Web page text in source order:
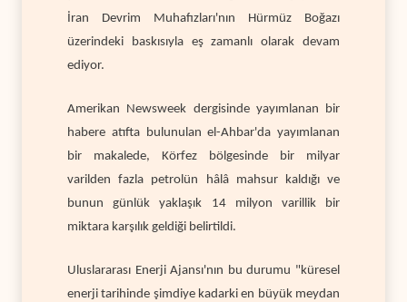
İran Devrim Muhafızları'nın Hürmüz Boğazı
üzerindeki baskısıyla eş zamanlı olarak devam
ediyor.
Amerikan Newsweek dergisinde yayımlanan bir
habere atıfta bulunulan el-Ahbar'da yayımlanan
bir makalede, Körfez bölgesinde bir milyar
varilden fazla petrolün hâlâ mahsur kaldığı ve
bunun günlük yaklaşık 14 milyon varillik bir
miktara karşılık geldiği belirtildi.
Uluslararası Enerji Ajansı'nın bu durumu "küresel
enerji tarihinde şimdiye kadarki en büyük meydan